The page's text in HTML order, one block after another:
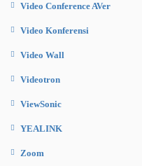
Video Conference AVer
Video Konferensi
Video Wall
Videotron
ViewSonic
YEALINK
Zoom